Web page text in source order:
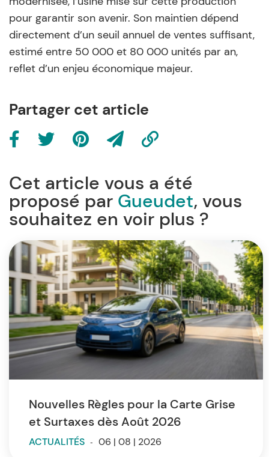
pour garantir son avenir. Son maintien dépend
directement d’un seuil annuel de ventes suffisant,
estimé entre 50 000 et 80 000 unités par an,
reflet d’un enjeu économique majeur.
Partager cet article
Cet article vous a été
proposé par Gueudet, vous
souhaitez en voir plus ?
Nouvelles Règles pour la Carte Grise
et Surtaxes dès Août 2026
ACTUALITÉS - 06 | 08 | 2026